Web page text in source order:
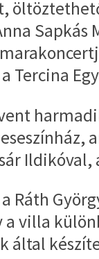
Tercina
Ráth
villa
által